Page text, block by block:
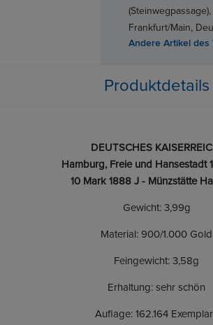
Frankfurt/Main,
Andere Artikel des
Produktdetails
DEUTSCHES
Hamburg, Freie und Hansestadt
10 Mark 1888 J - Münzstätte
Gewicht: 3,99g
Material: 900/1.000 Gold
Feingewicht: 3,58g
Erhaltung: sehr schön
Auflage: 162.164